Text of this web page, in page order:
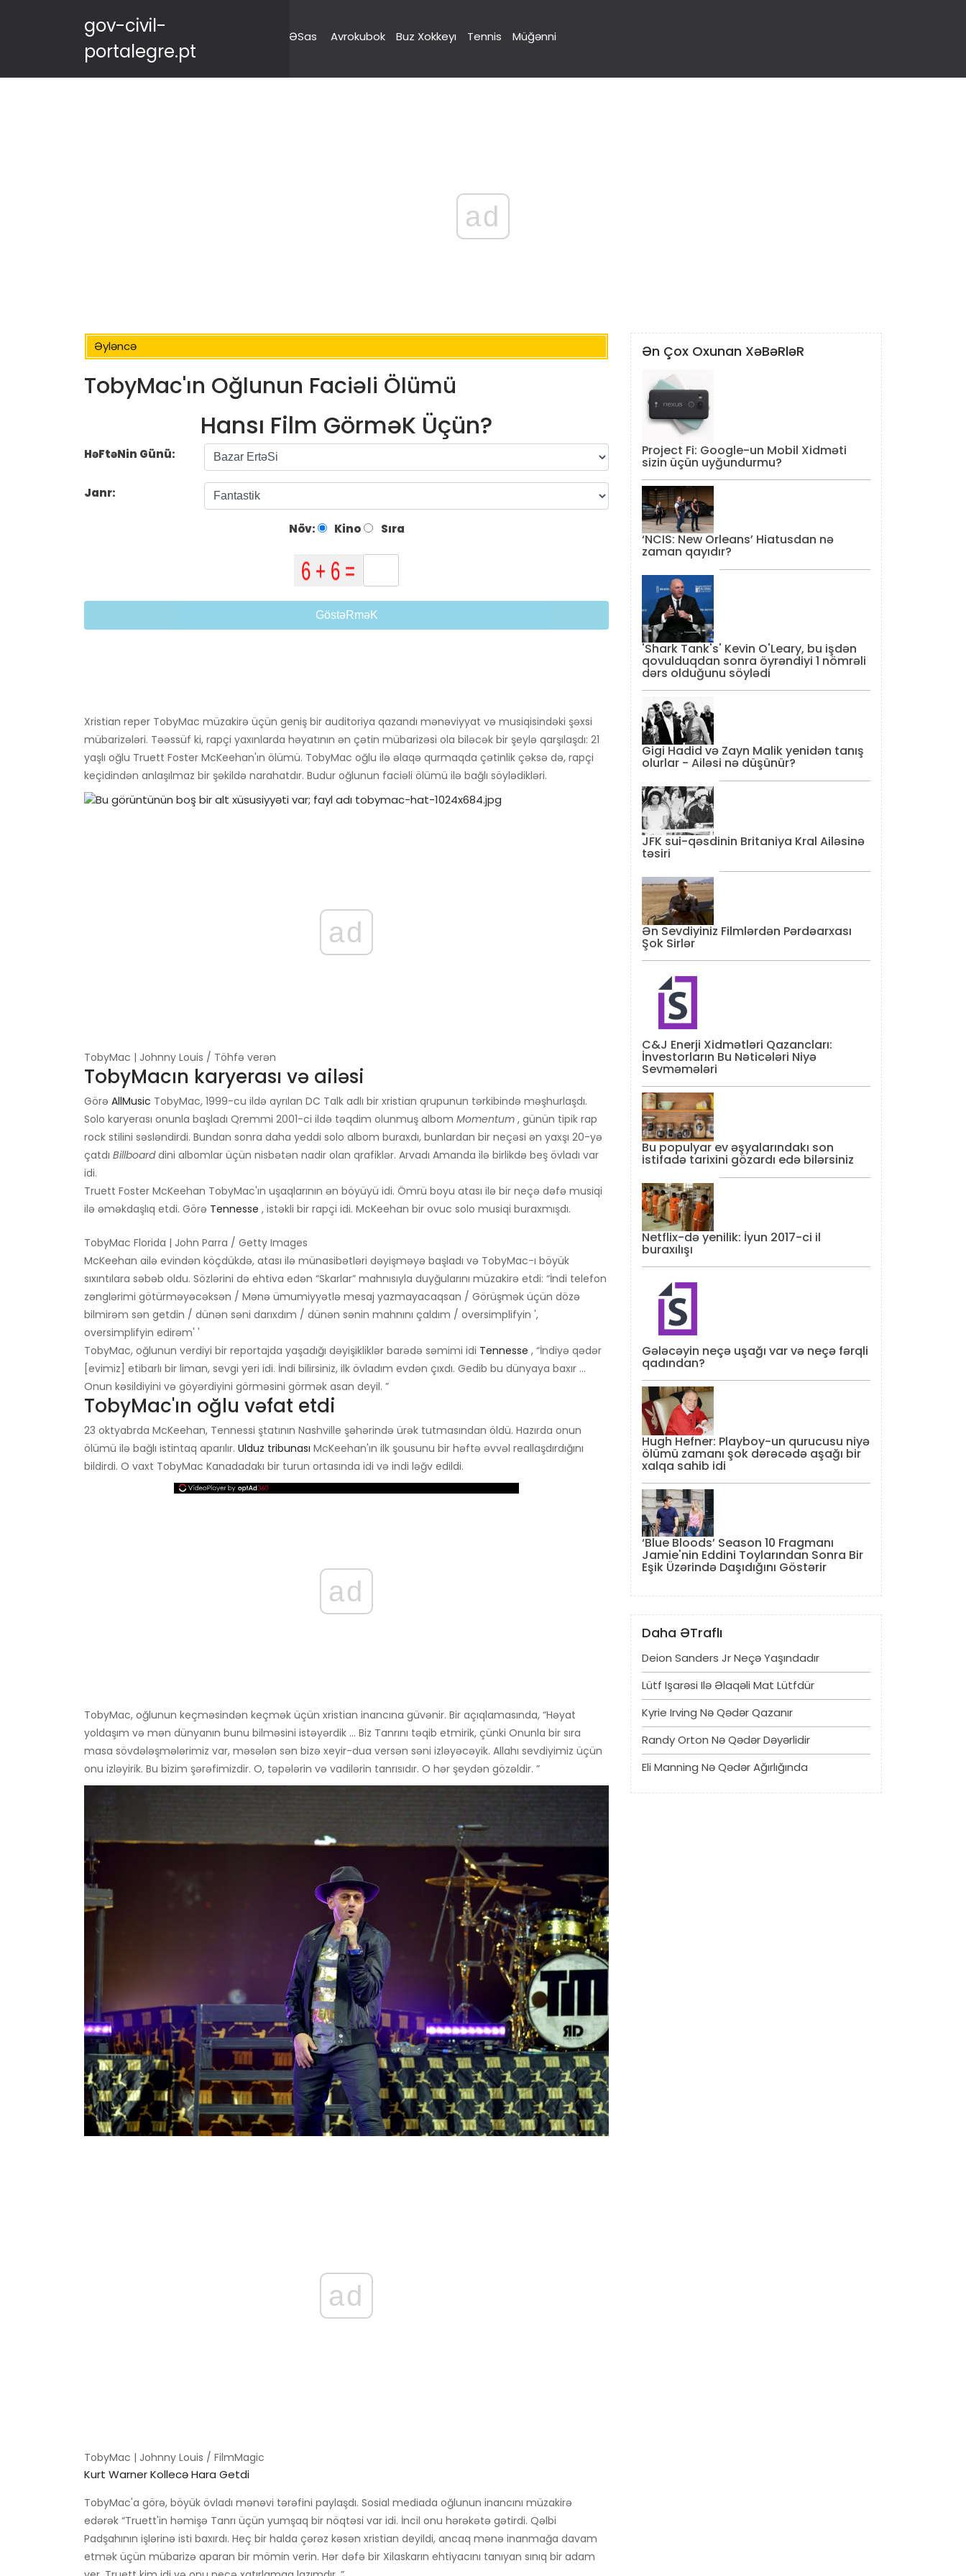
gov-civil-
portalegre.pt
ƏSas Avrokubok Buz Xokkeyı Tennis Müğənni
ad
Əyləncə
TobyMac'ın Oğlunun Faciəli Ölümü
Hansı Film GörməK Üçün?
HəFtəNin Günü:
Janr:
Növ: Kino Sıra
GöstəRməK
Xristian reper TobyMac müzakirə üçün geniş bir auditoriya qazandı mənəviyyat və musiqisindəki şəxsi
mübarizələri. Təəssüf ki, rapçi yaxınlarda həyatının ən çətin mübarizəsi ola biləcək bir şeylə qarşılaşdı: 21
yaşlı oğlu Truett Foster McKeehan'ın ölümü. TobyMac oğlu ilə əlaqə qurmaqda çətinlik çəksə də, rapçi
keçidindən anlaşılmaz bir şəkildə narahatdır. Budur oğlunun faciəli ölümü ilə bağlı söylədikləri.
ad
TobyMac | Johnny Louis / Töhfə verən
TobyMacın karyerası və ailəsi
Görə AllMusic TobyMac, 1999-cu ildə ayrılan DC Talk adlı bir xristian qrupunun tərkibində məşhurlaşdı.
Solo karyerası onunla başladı Qremmi 2001-ci ildə təqdim olunmuş albom Momentum , günün tipik rap
rock stilini səsləndirdi. Bundan sonra daha yeddi solo albom buraxdı, bunlardan bir neçəsi ən yaxşı 20-yə
çatdı Billboarddini albomlar üçün nisbətən nadir olan qrafiklər. Arvadı Amanda ilə birlikdə beş övladı var
idi.
Truett Foster McKeehan TobyMac'ın uşaqlarının ən böyüyü idi. Ömrü boyu atası ilə bir neçə dəfə musiqi
ilə əməkdaşlıq etdi. Görə Tennesse , istəkli bir rapçi idi. McKeehan bir ovuc solo musiqi buraxmışdı.
TobyMac Florida | John Parra / Getty Images
McKeehan ailə evindən köçdükdə, atası ilə münasibətləri dəyişməyə başladı və TobyMac-ı böyük
sıxıntılara səbəb oldu. Sözlərini də ehtiva edən “Skarlar” mahnısıyla duyğularını müzakirə etdi: “İndi telefon
zənglərimi götürməyəcəksən / Mənə ümumiyyətlə mesaj yazmayacaqsan / Görüşmək üçün dözə
bilmirəm sən getdin / dünən səni darıxdım / dünən sənin mahnını çaldım / oversimplifyin ',
oversimplifyin edirəm' '
TobyMac, oğlunun verdiyi bir reportajda yaşadığı dəyişikliklər barədə səmimi idi Tennesse , “İndiyə qədər
[evimiz] etibarlı bir liman, sevgi yeri idi. İndi bilirsiniz, ilk övladım evdən çıxdı. Gedib bu dünyaya baxır ...
Onun kəsildiyini və göyərdiyini görməsini görmək asan deyil. ”
TobyMac'ın oğlu vəfat etdi
23 oktyabrda McKeehan, Tennessi ştatının Nashville şəhərində ürək tutmasından öldü. Hazırda onun
ölümü ilə bağlı istintaq aparılır. Ulduz tribunası McKeehan'ın ilk şousunu bir həftə əvvəl reallaşdırdığını
bildirdi. O vaxt TobyMac Kanadadakı bir turun ortasında idi və indi ləğv edildi.
ad
TobyMac, oğlunun keçməsindən keçmək üçün xristian inancına güvənir. Bir açıqlamasında, “Həyat
yoldaşım və mən dünyanın bunu bilməsini istəyərdik ... Biz Tanrını təqib etmirik, çünki Onunla bir sıra
masa sövdələşmələrimiz var, məsələn sən bizə xeyir-dua versən səni izləyəcəyik. Allahı sevdiyimiz üçün
onu izləyirik. Bu bizim şərəfimizdir. O, təpələrin və vadilərin tanrısıdır. O hər şeydən gözəldir. ”
ad
TobyMac | Johnny Louis / FilmMagic
Kurt Warner Kollecə Hara Getdi
TobyMac'a görə, böyük övladı mənəvi tərəfini paylaşdı. Sosial mediada oğlunun inancını müzakirə
edərək “Truett'in həmişə Tanrı üçün yumşaq bir nöqtəsi var idi. İncil onu hərəkətə gətirdi. Qəlbi
Padşahının işlərinə isti baxırdı. Heç bir halda çərəz kəsən xristian deyildi, ancaq mənə inanmağa davam
etmək üçün mübarizə aparan bir mömin verin. Hər dəfə bir Xilaskarın ehtiyacını tanıyan sınıq bir adam
Ən Çox Oxunan XəBəRləR
Project Fi: Google-un Mobil Xidməti
sizin üçün uyğundurmu?
‘NCIS: New Orleans’ Hiatusdan nə
zaman qayıdır?
'Shark Tank's' Kevin O'Leary, bu işdən
qovulduqdan sonra öyrəndiyi 1 nömrəli
dərs olduğunu söylədi
Gigi Hadid və Zayn Malik yenidən tanış
olurlar - Ailəsi nə düşünür?
JFK sui-qəsdinin Britaniya Kral Ailəsinə
təsiri
Ən Sevdiyiniz Filmlərdən Pərdəarxası
Şok Sirlər
C&J Enerji Xidmətləri Qazancları:
İnvestorların Bu Nəticələri Niyə
Sevməmələri
Bu populyar ev əşyalarındakı son
istifadə tarixini gözardı edə bilərsiniz
Netflix-də yenilik: İyun 2017-ci il
buraxılışı
Gələcəyin neçə uşağı var və neçə fərqli
qadından?
Hugh Hefner: Playboy-un qurucusu niyə
ölümü zamanı şok dərəcədə aşağı bir
xalqa sahib idi
‘Blue Bloods’ Season 10 Fragmanı
Jamie'nin Eddini Toylarından Sonra Bir
Eşik Üzərində Daşıdığını Göstərir
Daha ƏTraflı
Deion Sanders Jr Neçə Yaşındadır
Lütf Işarəsi Ilə Əlaqəli Mat Lütfdür
Kyrie Irving Nə Qədər Qazanır
Randy Orton Nə Qədər Dəyərlidir
Eli Manning Nə Qədər Ağırlığında